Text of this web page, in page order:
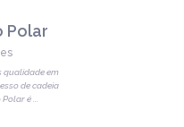
Polar
qualidade em
de cadeia
Polar é